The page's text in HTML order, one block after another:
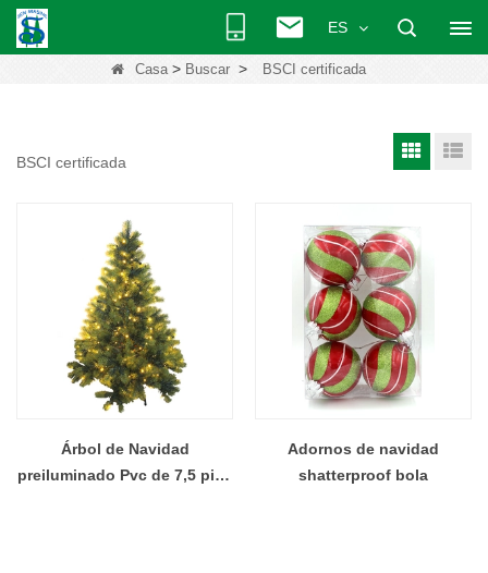
ES
Casa > Buscar > BSCI certificada
BSCI certificada
Árbol de Navidad
preiluminado Pvc de 7,5 pies
Adornos de navidad
shatterproof bola